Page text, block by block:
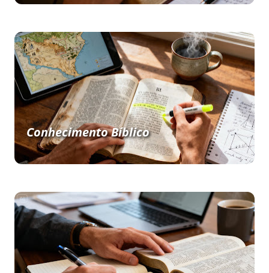
Conhecimento Bíblico